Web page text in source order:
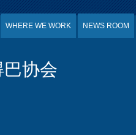
WHERE WE WORK NEWS ROOM
协会